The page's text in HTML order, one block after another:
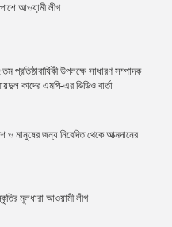
পাশে আওযা়মী লীগ
প্রতিষ্ঠাবার্ষিকী উপলক্ষে সাধারণ সম্পাদক
কাদের এমপি-এর ভিডিও বার্তা
ও মানুষের জন্য নিবেদিত থেকে আত্মদানের
মূলধারা আওয়ামী লীগ